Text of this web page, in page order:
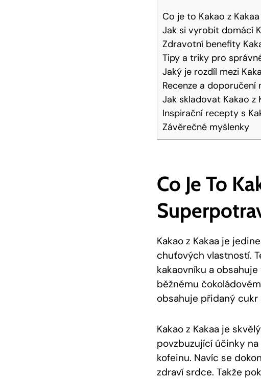
Co je to Kakao⁣ z
Jak si vyrobit domácí
Zdravotní benefity
Tipy a triky​ pro⁢
Jaký je rozdíl mezi
Recenze a doporučení
Jak skladovat Kakao
Inspirační recepty s
Závěrečné myšlenky
Co Je To
Kakao z Kakaa je‍
chuťových vlastností.
kakaovníku a
běžnému
obsahuje ​přidaný cukr
Kakao⁢ z Kakaa je
povzbuzující⁢ účinky⁢
kofeinu. Navíc‍ se
‍zdraví srdce.⁣ Takže⁢